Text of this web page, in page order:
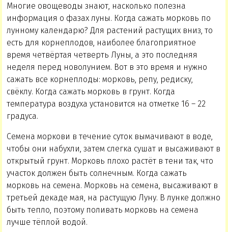
Многие овощеводы знают, насколько полезна
информация о фазах луны. Когда сажать морковь по
лунному календарю? Для растений растущих вниз, то
есть для корнеплодов, наиболее благоприятное
время четвёртая четверть Луны, а это последняя
неделя перед новолунием. Вот в это время и нужно
сажать все корнеплоды: морковь, репу, редиску,
свёклу. Когда сажать морковь в грунт. Когда
температура воздуха установится на отметке 16 – 22
градуса.
Семена моркови в течение суток вымачивают в воде,
чтобы они набухли, затем слегка сушат и высаживают в
открытый грунт. Морковь плохо растёт в тени так, что
участок должен быть солнечным. Когда сажать
морковь на семена. Морковь на семена, высаживают в
третьей декаде мая, на растущую Луну. В лунке должно
быть тепло, поэтому поливать морковь на семена
лучше тёплой водой.